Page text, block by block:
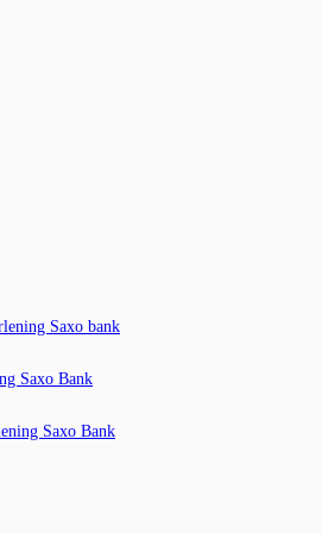
Saxo bank
Saxo Bank
Saxo Bank